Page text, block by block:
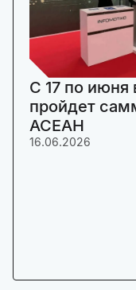
C 17 по июня
пройдет
АСЕАН
16.06.2026